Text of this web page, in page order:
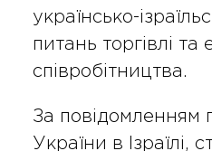
українсько-
питань торгівлі та
співробітництва.
За повідомленням
України в Ізраїлі,